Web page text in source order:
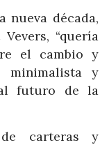
nueva década,
“quería
el cambio y
minimalista y
futuro de la
carteras y